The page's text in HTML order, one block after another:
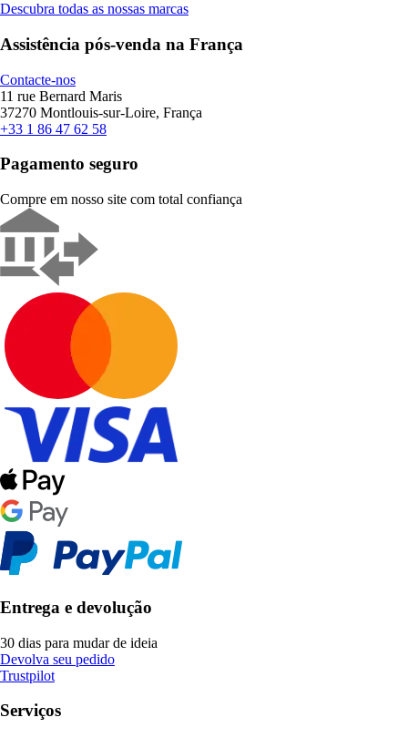
Descubra todas as nossas marcas
Assistência pós-venda na França
Contacte-nos
11 rue Bernard Maris
37270 Montlouis-sur-Loire, França
+33 1 86 47 62 58
Pagamento seguro
Compre em nosso site com total confiança
Entrega e devolução
30 dias para mudar de ideia
Devolva seu pedido
Trustpilot
Serviços